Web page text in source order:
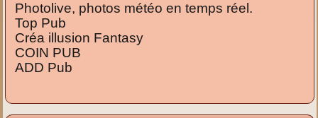
Photolive, photos météo en temps réel.
Top Pub
Créa illusion Fantasy
COIN PUB
ADD Pub